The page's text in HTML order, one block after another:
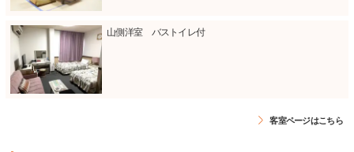
山側洋室 バストイレ付
客室ページはこちら